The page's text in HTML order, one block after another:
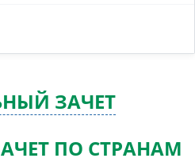
ЗАЧЕТ
ПО СТРАНАМ